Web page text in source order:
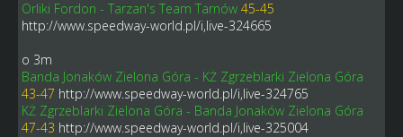
Orliki Fordon - Tarzan's Team Tarnów 45-45
http://www.speedway-world.pl/i,live-324665
o 3m
Banda Jonaków Zielona Góra - KŻ Zgrzeblarki Zielona Góra
43-47 http://www.speedway-world.pl/i,live-324765
KŻ Zgrzeblarki Zielona Góra - Banda Jonaków Zielona Góra
47-43 http://www.speedway-world.pl/i,live-325004